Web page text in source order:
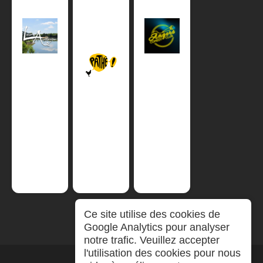
Ce site utilise des cookies de
Google Analytics pour analyser
notre trafic. Veuillez accepter
l'utilisation des cookies pour nous